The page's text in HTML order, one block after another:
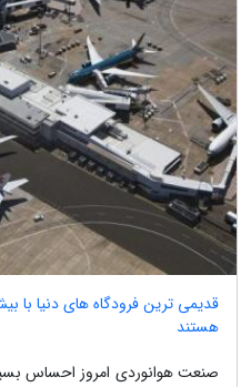
هستند
صنعت هوانوردی امروز احساس